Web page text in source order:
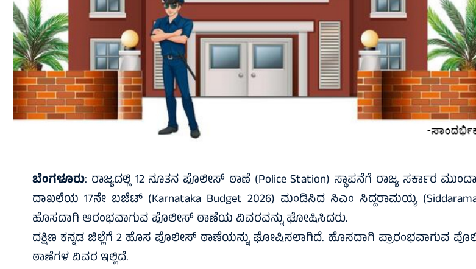
ಬೆಂಗಳೂರು: ರಾಜ್ಯದಲ್ಲಿ 12 ನೂತನ ಪೊಲೀಸ್ ಠಾಣೆ (Police Station) ಸ್ಥಾಪನೆಗೆ ರಾಜ್ಯ ಸರ್ಕಾರ
ದಾಖಲೆಯ 17ನೇ ಬಜೆಟ್ (Karnataka Budget 2026) ಮಂಡಿಸಿದ ಸಿಎಂ ಸಿದ್ದರಾಮಯ್ಯ
ಹೊಸದಾಗಿ ಆರಂಭವಾಗುವ ಪೊಲೀಸ್ ಠಾಣೆಯ ವಿವರವನ್ನು ಘೋಷಿಸಿದರು.
ದಕ್ಷಿಣ ಕನ್ನಡ ಜಿಲ್ಲೆಗೆ 2 ಹೊಸ ಪೊಲೀಸ್ ಠಾಣೆಯನ್ನು ಘೋಷಿಸಲಾಗಿದೆ. ಹೊಸದಾಗಿ ಪ್ರಾರಂಭವಾಗುವ
ಠಾಣೆಗಳ ವಿವರ ಇಲ್ಲಿದೆ.